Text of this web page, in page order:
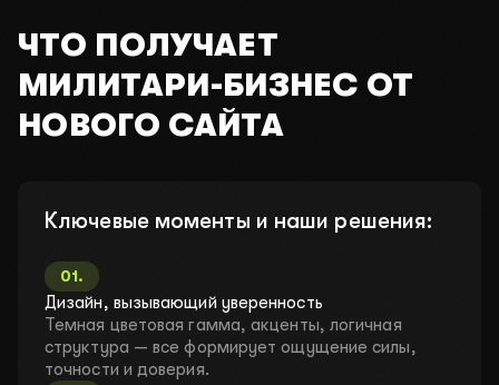
ЧТО ПОЛУЧАЕТ
МИЛИТАРИ-БИЗНЕС ОТ
НОВОГО САЙТА
Ключевые моменты и наши решения:
01.
Дизайн, вызывающий уверенность
Темная цветовая гамма, акценты, логичная
структура — все формирует ощущение силы,
точности и доверия.